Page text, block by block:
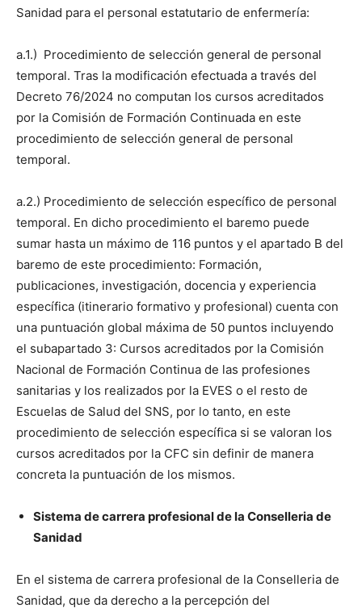
Sanidad para el personal estatutario de enfermería:
a.1.) Procedimiento de selección general de personal
temporal. Tras la modificación efectuada a través del
Decreto 76/2024 no computan los cursos acreditados
por la Comisión de Formación Continuada en este
procedimiento de selección general de personal
temporal.
a.2.) Procedimiento de selección específico de personal
temporal. En dicho procedimiento el baremo puede
sumar hasta un máximo de 116 puntos y el apartado B del
baremo de este procedimiento: Formación,
publicaciones, investigación, docencia y experiencia
específica (itinerario formativo y profesional) cuenta con
una puntuación global máxima de 50 puntos incluyendo
el subapartado 3: Cursos acreditados por la Comisión
Nacional de Formación Continua de las profesiones
sanitarias y los realizados por la EVES o el resto de
Escuelas de Salud del SNS, por lo tanto, en este
procedimiento de selección específica si se valoran los
cursos acreditados por la CFC sin definir de manera
concreta la puntuación de los mismos.
Sistema de carrera profesional de la Conselleria de
Sanidad
En el sistema de carrera profesional de la Conselleria de
Sanidad, que da derecho a la percepción del